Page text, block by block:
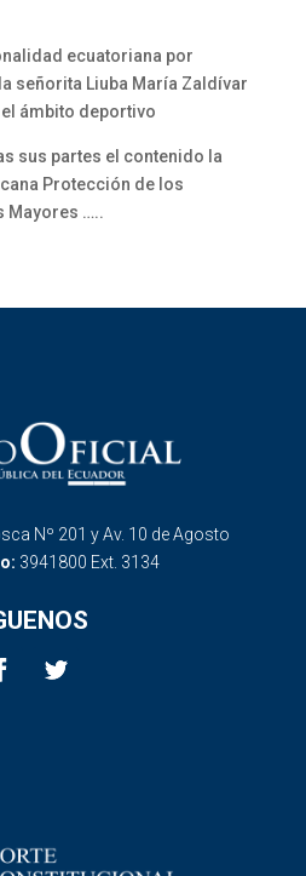
ecuatoriana por
señorita Liuba María Zaldívar
ámbito deportivo
sus partes el contenido la
Protección de los
Mayores …..
Nº 201 y Av. 10 de Agosto
3941800 Ext. 3134